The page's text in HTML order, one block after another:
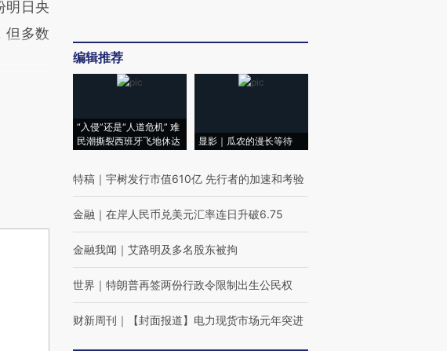
明日央
但多数
编辑推荐
“入侵”还是“人道危机” 难
民潮撕裂西班牙飞地休达
显影｜瓜农的漫长等待
特稿 ｜ 宇树发行市值610亿 先行者的加速和考验
金融 ｜ 在岸人民币兑美元汇率连日升破6.75
金融我闻 ｜ 艾路明及多名股东被拘
世界 ｜ 特朗普再签两份行政令限制出生公民权
财新周刊 ｜ 【封面报道】电力现货市场元年突进